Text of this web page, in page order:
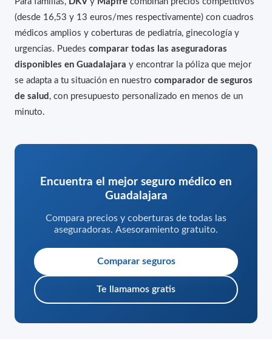
(desde 16,53 y 13 euros/mes respectivamente) con cuadros
médicos amplios y coberturas de pediatría, ginecología y
urgencias. Puedes comparar todas las aseguradoras
disponibles en Guadalajara y encontrar la póliza que mejor
se adapta a tu situación en nuestro comparador de seguros
de salud , con presupuesto personalizado en menos de un
minuto.
Encuentra el mejor seguro médico en
Guadalajara
Compara precios y coberturas de todas las
aseguradoras. Asesoramiento gratuito.
Comparar seguros
Te llamamos gratis